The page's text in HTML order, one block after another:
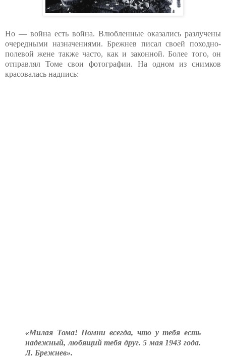
Но — война есть война. Влюбленные оказались разлучены
очередными назначениями. Брежнев писал своей походно-
полевой жене также часто, как и законной. Более того, он
отправлял Томе свои фотографии. На одном из снимков
красовалась надпись:
«Милая Тома! Помни всегда, что у тебя есть
надежный, любящий тебя друг. 5 мая 1943 года.
Л. Брежнев».